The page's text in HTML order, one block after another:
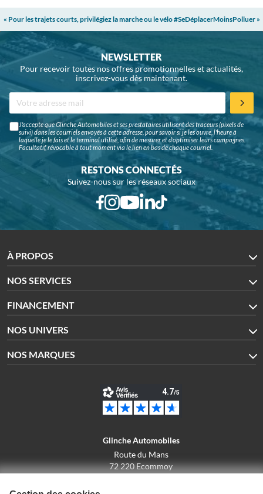
« Pour les trajets courts, privilégiez la marche ou le vélo #SeDéplacerMoinsPolluer »
NEWSLETTER
Pour recevoir toutes nos offres promotionnelles et actualités,
inscrivez-vous dès maintenant.
J'accepte que Glinche Automobiles et ses prestataires utilisent des traceurs (pixels de
suivi) dans les courriels envoyés à cette adresse, pour savoir si je les ouvre, l'heure à
laquelle je le fais et le terminal utilisé, afin de mesurer et d'optimiser leurs campagnes.
Facultatif, révocable à tout moment via le lien en bas de chaque courriel.
RESTONS CONNECTÉS
Suivez-nous sur les réseaux sociaux
À PROPOS
NOS SERVICES
FINANCEMENT
NOS UNIVERS
NOS MARQUES
Glinche Automobiles
Route du Mans
72 220 Ecommoy